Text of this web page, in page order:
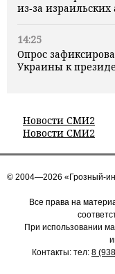
из‑за израильских
14:25
Опрос
Украины к
Новости СМИ2
Новости СМИ2
© 2004—2026 «Грозный-
Все права на
При использовании
Контакты: тел: 8